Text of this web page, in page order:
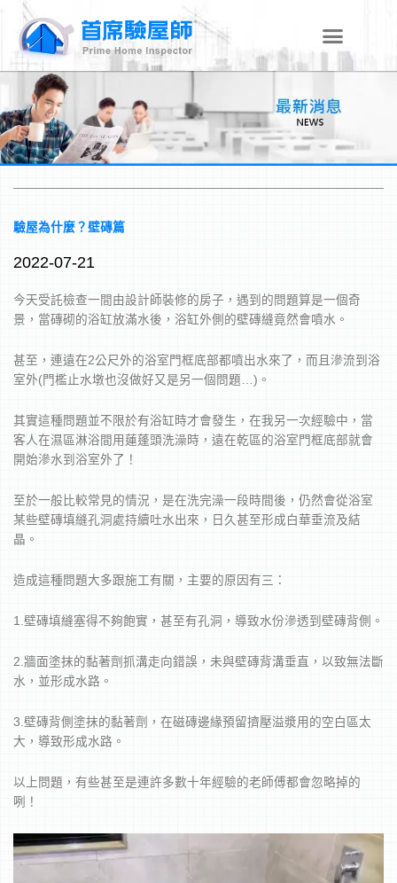
驗屋為什麼？壁磚篇
2022-07-21
今天受託檢查一間由設計師裝修的房子，遇到的問題算是一個奇
景，當磚砌的浴缸放滿水後，浴缸外側的壁磚縫竟然會噴水。
甚至，連遠在2公尺外的浴室門框底部都噴出水來了，而且滲流到浴
室外(門檻止水墩也沒做好又是另一個問題…)。
其實這種問題並不限於有浴缸時才會發生，在我另一次經驗中，當
客人在濕區淋浴間用蓮蓬頭洗澡時，遠在乾區的浴室門框底部就會
開始滲水到浴室外了！
至於一般比較常見的情況，是在洗完澡一段時間後，仍然會從浴室
某些壁磚填縫孔洞處持續吐水出來，日久甚至形成白華垂流及結
晶。
造成這種問題大多跟施工有關，主要的原因有三：
1.壁磚填縫塞得不夠飽實，甚至有孔洞，導致水份滲透到壁磚背側。
2.牆面塗抹的黏著劑抓溝走向錯誤，未與壁磚背溝垂直，以致無法斷
水，並形成水路。
3.壁磚背側塗抹的黏著劑，在磁磚邊緣預留擠壓溢漿用的空白區太
大，導致形成水路。
以上問題，有些甚至是連許多數十年經驗的老師傅都會忽略掉的
咧！